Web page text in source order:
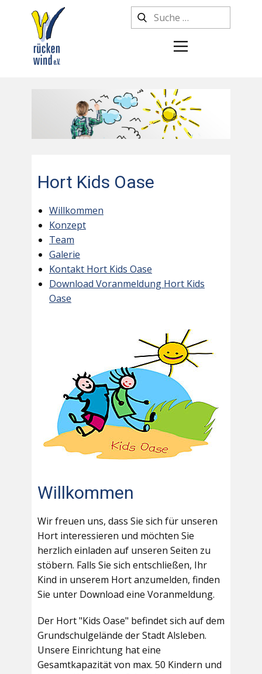
Hort Kids Oase
Willkommen
Konzept
Team
Galerie
Kontakt Hort Kids Oase
Download Voranmeldung Hort Kids
Oase
Willkommen
Wir freuen uns, dass Sie sich für unseren
Hort interessieren und möchten Sie
herzlich einladen auf unseren Seiten zu
stöbern. Falls Sie sich entschließen, Ihr
Kind in unserem Hort anzumelden, finden
Sie unter Download eine Voranmeldung.
Der Hort "Kids Oase" befindet sich auf dem
Grundschulgelände der Stadt Alsleben.
Unsere Einrichtung hat eine
Gesamtkapazität von max. 50 Kindern und